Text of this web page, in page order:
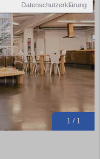
Datenschutzerklärung
1 / 1